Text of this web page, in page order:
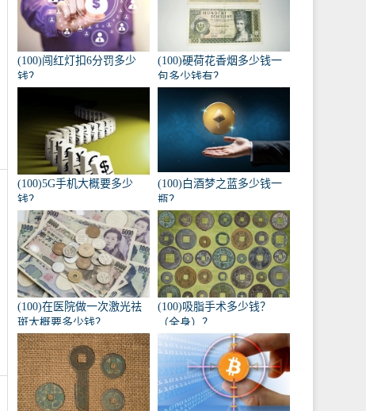
(100)闯红灯扣6分罚多少
钱？
(100)硬荷花香烟多少钱一
包多少钱有？
(100)5G手机大概要多少
钱？
(100)白酒梦之蓝多少钱一
瓶？
(100)在医院做一次激光祛
斑大概要多少钱？
(100)吸脂手术多少钱？
（全身）？